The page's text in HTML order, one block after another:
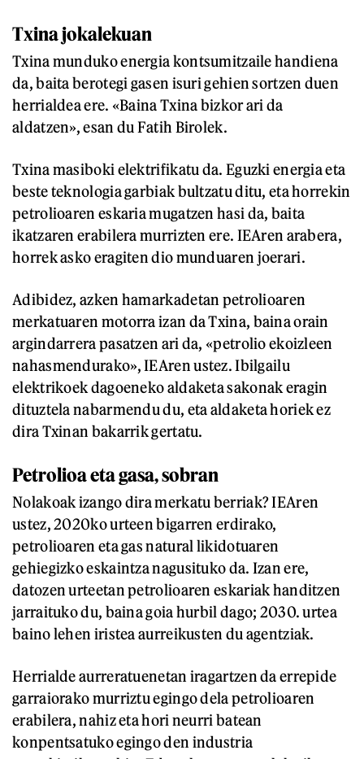
Txina jokalekuan
Txina munduko energia kontsumitzaile handiena
da, baita berotegi gasen isuri gehien sortzen duen
herrialdea ere. «Baina Txina bizkor ari da
aldatzen», esan du Fatih Birolek.
Txina masiboki elektrifikatu da. Eguzki energia eta
beste teknologia garbiak bultzatu ditu, eta horrekin
petrolioaren eskaria mugatzen hasi da, baita
ikatzaren erabilera murrizten ere. IEAren arabera,
horrek asko eragiten dio munduaren joerari.
Adibidez, azken hamarkadetan petrolioaren
merkatuaren motorra izan da Txina, baina orain
argindarrera pasatzen ari da, «petrolio ekoizleen
nahasmendurako», IEAren ustez. Ibilgailu
elektrikoek dagoeneko aldaketa sakonak eragin
dituztela nabarmendu du, eta aldaketa horiek ez
dira Txinan bakarrik gertatu.
Petrolioa eta gasa, sobran
Nolakoak izango dira merkatu berriak? IEAren
ustez, 2020ko urteen bigarren erdirako,
petrolioaren eta gas natural likidotuaren
gehiegizko eskaintza nagusituko da. Izan ere,
datozen urteetan petrolioaren eskariak handitzen
jarraituko du, baina goia hurbil dago; 2030. urtea
baino lehen iristea aurreikusten du agentziak.
Herrialde aurreratuenetan iragartzen da errepide
garraiorako murriztu egingo dela petrolioaren
erabilera, nahiz eta hori neurri batean
konpentsatuko egingo den industria